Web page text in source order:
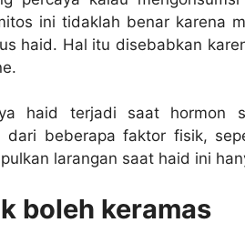
ini tidaklah benar karena
haid. Hal itu disebabkan
haid terjadi saat hormon
dari beberapa faktor fisik,
larangan saat haid ini
boleh keramas